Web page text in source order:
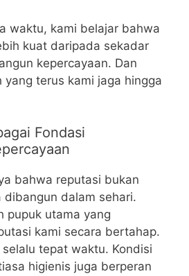
waktu, kami belajar bahwa
kuat daripada sekadar
kepercayaan. Dan
yang terus kami jaga hingga
Fondasi
bahwa reputasi bukan
dibangun dalam sehari.
pupuk utama yang
kami secara bertahap.
tepat waktu. Kondisi
higienis juga berperan